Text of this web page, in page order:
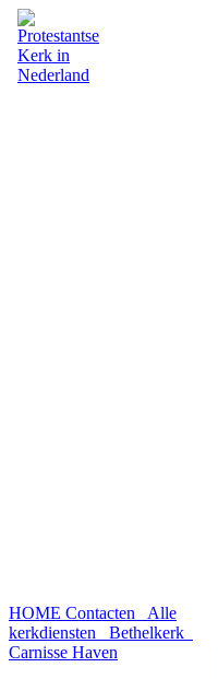
HOME Contacten
Alle
kerkdiensten
Bethelkerk
Carnisse Haven